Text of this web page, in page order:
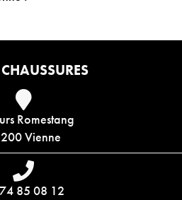
Romestang
Vienne
85 08 12